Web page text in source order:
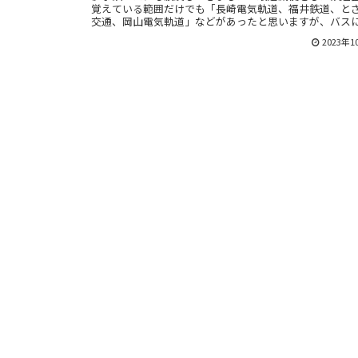
覚えている範囲だけでも「長崎電気軌道、福井鉄道、と
交通、岡山電気軌道」などがあったと思いますが、バス
2023年